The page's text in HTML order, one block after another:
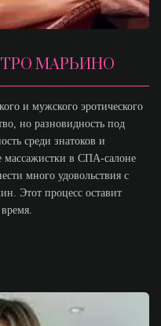
МАРЬИНО
и мужского эротического
но разновидность под
среди знатоков и
массажистки в СПА-салоне
много удовольствия с
Этот процесс оставит